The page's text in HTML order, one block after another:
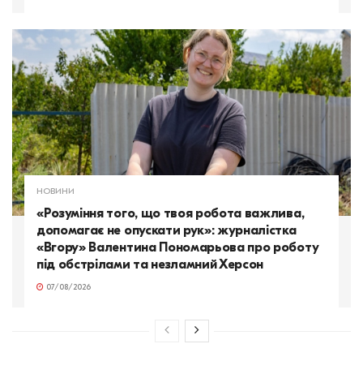
НОВИНИ
«Розуміння того, що твоя робота важлива,
допомагає не опускати рук»: журналістка
«Вгору» Валентина Пономарьова про роботу
під обстрілами та незламний Херсон
07/08/2026